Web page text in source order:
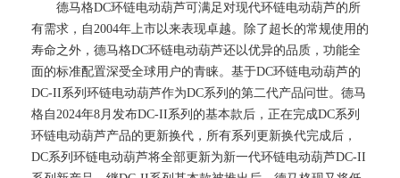
德马格DC环链电动葫芦可满足对现代环链电动葫芦的所
有需求，自2004年上市以来表现卓越。除了超长的常规使用的
寿命之外，德马格DC环链电动葫芦还以优异的品质，功能全
面的标准配置深受全球用户的青睐。基于DC环链电动葫芦的
DC-II系列环链电动葫芦作为DC系列的第二代产品问世。德马
格自2024年8月发布DC-II系列的基本款后，正在完成DC系列
环链电动葫芦产品的更新换代，所有系列更新换代完成后，
DC系列环链电动葫芦将全部更新为新一代环链电动葫芦DC-II